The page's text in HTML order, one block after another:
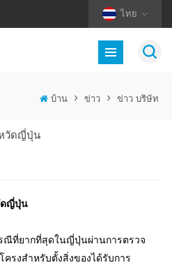
ไทย
บ้าน > ข่าว > ข่าว บริษัท
วัดญี่ปุ่น
ดญี่ปุ่น
ณีที่ยากที่สุดในญี่ปุ่นผ่านการตรวจ
ครงสำหรับตั้งสิ่งของได้รับการ